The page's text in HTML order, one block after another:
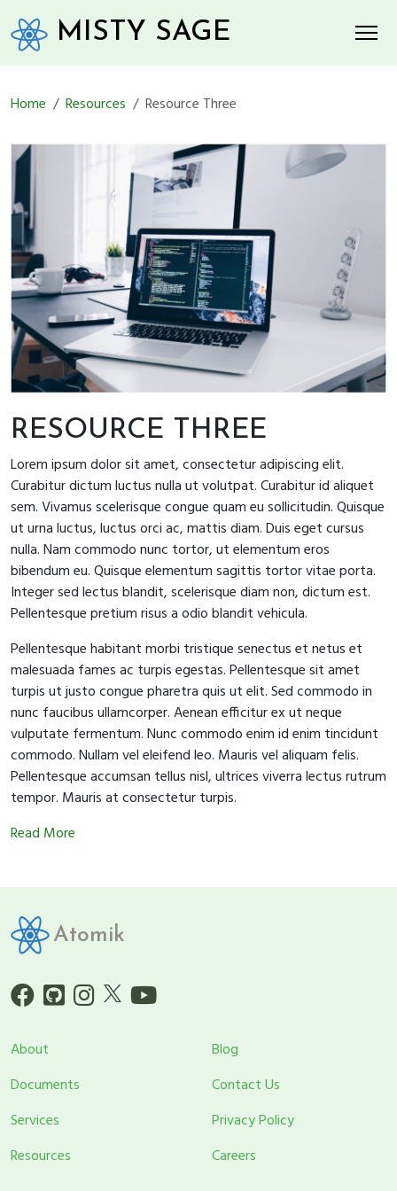
MISTY SAGE
Home Resources Resource Three
RESOURCE THREE
Lorem ipsum dolor sit amet, consectetur adipiscing elit.
Curabitur dictum luctus nulla ut volutpat. Curabitur id aliquet
sem. Vivamus scelerisque congue quam eu sollicitudin. Quisque
ut urna luctus, luctus orci ac, mattis diam. Duis eget cursus
nulla. Nam commodo nunc tortor, ut elementum eros
bibendum eu. Quisque elementum sagittis tortor vitae porta.
Integer sed lectus blandit, scelerisque diam non, dictum est.
Pellentesque pretium risus a odio blandit vehicula.
Pellentesque habitant morbi tristique senectus et netus et
malesuada fames ac turpis egestas. Pellentesque sit amet
turpis ut justo congue pharetra quis ut elit. Sed commodo in
nunc faucibus ullamcorper. Aenean efficitur ex ut neque
vulputate fermentum. Nunc commodo enim id enim tincidunt
commodo. Nullam vel eleifend leo. Mauris vel aliquam felis.
Pellentesque accumsan tellus nisl, ultrices viverra lectus rutrum
tempor. Mauris at consectetur turpis.
Read More
Atomik
About
Documents
Services
Resources
Blog
Contact Us
Privacy Policy
Careers